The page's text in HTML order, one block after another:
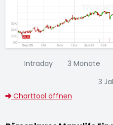
Intraday 3 Monate
3
Charttool öffnen